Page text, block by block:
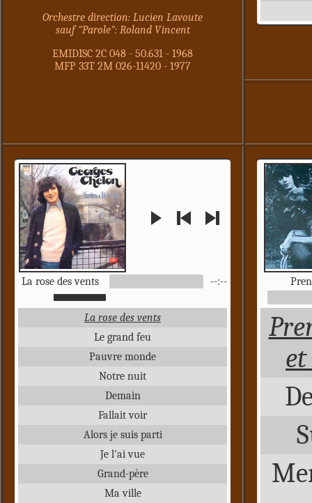
Orchestre direction: Lucien Lavoute
sauf "Parole": Roland Vincent
EMIDISC 2C 048 - 50.631 - 1968
MFP 33T 2M 026-11420 - 1977
La rose des vents --:--
La rose des vents
Le grand feu
Pauvre monde
Notre nuit
Demain
Fallait voir
Alors je suis parti
Je l'ai vue
Grand-père
Ma ville
et